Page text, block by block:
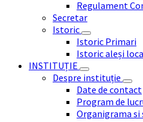
Regulament
Secretar
Istoric
Istoric Primari
Istoric aleși
INSTITUȚIE
Despre instituție
Date de contact
Program de
Organigrama